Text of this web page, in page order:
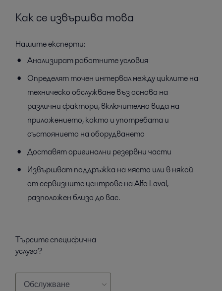
Как се извършва това
Нашите експерти:
Анализират работните условия
Определят точен интервал между циклите на
техническо обслужване въз основа на
различни фактори, включително вида на
приложението, както и употребата и
състоянието на оборудването
Доставят оригинални резервни части
Извършват поддръжка на място или в някой
от сервизните центрове на Alfa Laval,
разположен близо до вас.
Търсите специфична
услуга?